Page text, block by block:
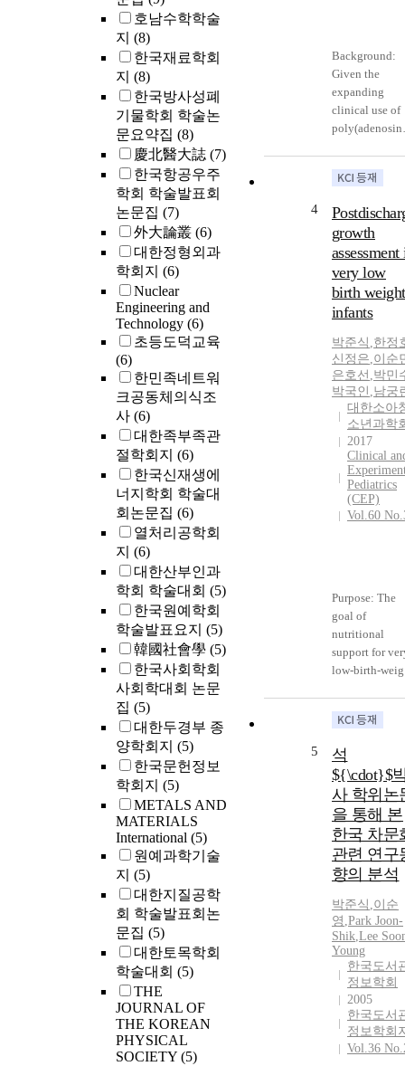
호남수학학술
지 (8)
한국재료학회
지 (8)
한국방사성폐
기물학회 학술논
문요약집 (8)
慶北醫大誌 (7)
한국항공우주
학회 학술발표회
논문집 (7)
外大論叢 (6)
대한정형외과
학회지 (6)
Nuclear
Engineering and
Technology (6)
초등도덕교육
(6)
한민족네트워
크공동체의식조
사 (6)
대한족부족관
절학회지 (6)
한국신재생에
너지학회 학술대
회논문집 (6)
열처리공학회
지 (6)
대한산부인과
학회 학술대회 (5)
한국원예학회
학술발표요지 (5)
韓國社會學 (5)
한국사회학회
사회학대회 논문
집 (5)
대한두경부 종
양학회지 (5)
한국문헌정보
학회지 (5)
METALS AND
MATERIALS
International (5)
원예과학기술
지 (5)
대한지질공학
회 학술발표회논
문집 (5)
대한토목학회
학술대회 (5)
THE
JOURNAL OF
THE KOREAN
PHYSICAL
SOCIETY (5)
Background:
Given the
expanding
clinical use of
polymerase
(PARPis),
a significant
need for
strategies with
which to treat
patients whose
progresses
using a PARPi.
However, the
treatment
consensus after
PARPi has not
been
The aim of the
Korean
Gynecologic
investigate the
efficacy of
niraparib in
combination
with
therapy in
sensitive
cancer patients
who were
previously
treated with a
PARPi.
The KGOG
R is a multi-
centre,
investigator-
initiated,
arm, phase II
of patients
platinum-
sensitive
recurrent
4
growth
assessment
very low
birth weight
infants
박준식 ,한정
신정은,이순
은호선 ,박민
박국인 ,남궁
대한소아
소년과학
2017
Clinical
Pediatrics
(CEP)
Vol.60
Purpose: The
goal of
nutritional
support for
low-birth-
term is to
growth rates;
however, this
rarely
Methods: We
evaluated
postdischarge
growth
failure in 81
Korean VLBW
infants
retrospective
study. Weight
and height
measured and
calculated
on age
5
석
${\cdot}$
사 학위논
을 통해 본
한국 차문
관련 연구
향의 분석
박준식 ,이순
영 ,Park Joon-
Shik,Lee
Young
한국도서
정보학회
2005
한국도서
정보학회
Vol.36